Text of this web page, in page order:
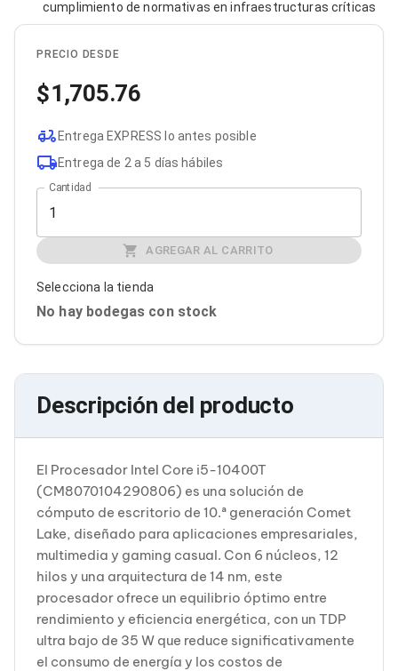
Adaptadores Video VGA / HD15
Repetidores USB
Adaptadores Audio
Adaptadores Audio USB
Dispositivos de Entrada
Mousepads
Teclados
Teclados Numéricos
Controles de Juego para PC
Servidores
Racks y Gabinetes
Charolas para Racks y Gabinetes
Cableado Estructurado para Servidores
Cables KVM
Fuentes de Poder
Soportes y Paneles
Servidores
Soportes de Datos
Discos Duros / SSD / NAS
Gabinetes de Discos Duros
Discos Duros Externos
Discos Duros para NAS
Discos Duros para Videovigilancia
Discos Duros para Servidores
Accesorios para SSD
Gabinetes para SSD
Almacenamiento MSA
Discos Duros Internos para PC
Discos Duros Internos para Laptop
cumplimiento de normativas en infraestructuras críticas
PRECIO DESDE
1,705.76
Entrega EXPRESS lo antes posible
Entrega de 2 a 5 días hábiles
Cantidad
AGREGAR AL CARRITO
Selecciona la tienda
No hay bodegas con stock
Descripción del producto
El Procesador Intel Core i5-10400T
(CM8070104290806) es una solución de
cómputo de escritorio de 10.ª generación Comet
Lake, diseñado para aplicaciones empresariales,
multimedia y gaming casual. Con 6 núcleos, 12
hilos y una arquitectura de 14 nm, este
procesador ofrece un equilibrio óptimo entre
rendimiento y eficiencia energética, con un TDP
ultra bajo de 35 W que reduce significativamente
el consumo de energía y los costos de